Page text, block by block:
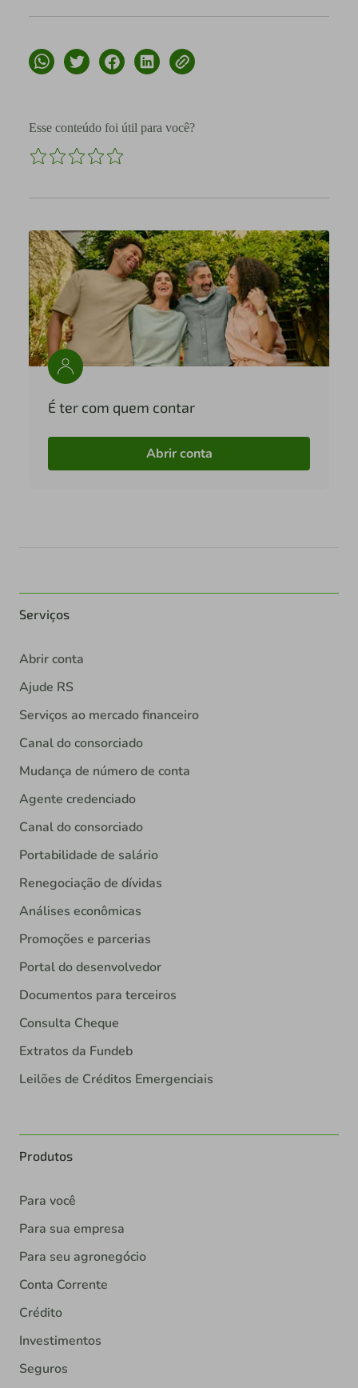
Esse conteúdo foi útil para você?
É ter com quem contar
Abrir conta
Serviços
Abrir conta
Ajude RS
Serviços ao mercado financeiro
Canal do consorciado
Mudança de número de conta
Agente credenciado
Canal do consorciado
Portabilidade de salário
Renegociação de dívidas
Análises econômicas
Promoções e parcerias
Portal do desenvolvedor
Documentos para terceiros
Consulta Cheque
Extratos da Fundeb
Leilões de Créditos Emergenciais
Produtos
Para você
Para sua empresa
Para seu agronegócio
Conta Corrente
Crédito
Investimentos
Seguros